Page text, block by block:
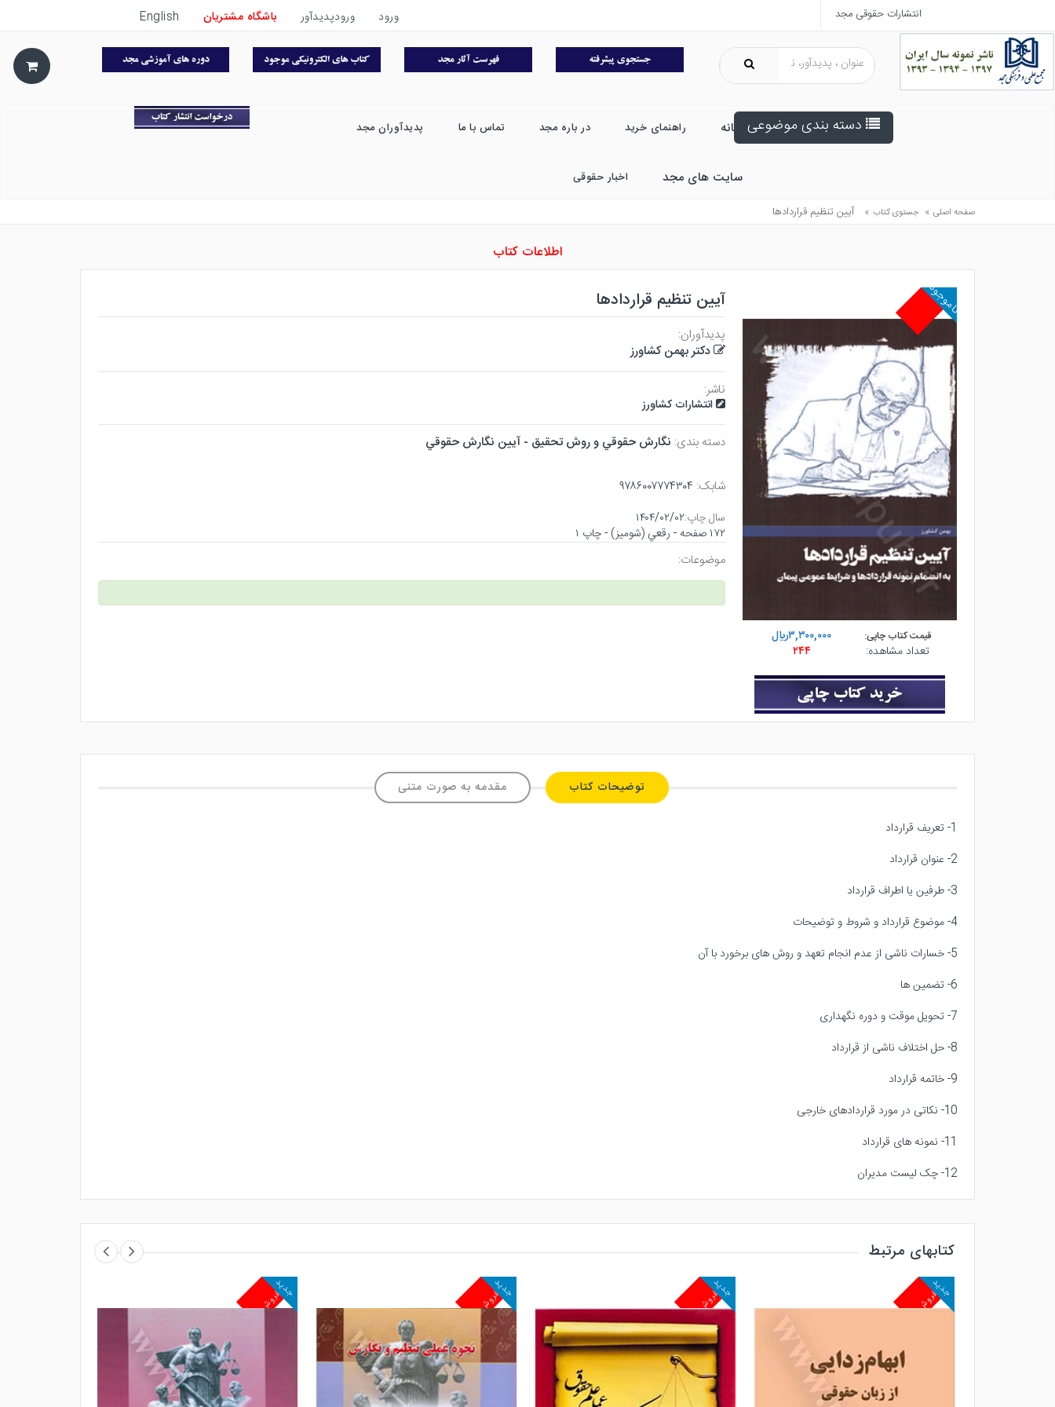
انتشارات حقوقی مجد ورود ورودپدیدآور باشگاه مشتریان English
دسته بندی موضوعی خانه راهنمای خرید در باره مجد تماس با ما پدیدآوران مجد
سایت های مجد اخبار حقوقی
صفحه اصلی » جستوی کتاب » آيين تنظيم قراردادها
اطلاعات کتاب
ناموجود
قیمت کتاب چاپی:
۳,۳۰۰,۰۰۰ريال
تعداد مشاهده:
۲۴۴
آیین تنظیم قراردادها
پدیدآوران:
دکتر بهمن کشاورز
ناشر:
انتشارات کشاورز
دسته بندی: نگارش حقوقي و روش تحقيق - آيين نگارش حقوقي
شابک: ۹۷۸۶۰۰۷۷۷۴۳۰۴
سال چاپ:۱۴۰۴/۰۲/۰۲
۱۷۲ صفحه - رقعي (شوميز) - چاپ ۱
موضوعات:
توضیحات کتاب مقدمه به صورت متنی
1- تعریف قرارداد
2- عنوان قرارداد
3- طرفین یا اطراف قرارداد
4- موضوع قرارداد و شروط و توضیحات
5- خسارات ناشی از عدم انجام تعهد و روش های برخورد با آن
6- تضمین ها
7- تحویل موقت و دوره نگهداری
8- حل اختلاف ناشی از قرارداد
9- خاتمه قرارداد
10- نکاتی در مورد قراردادهای خارجی
11- نمونه های قرارداد
12- چک لیست مدیران
کتابهای مرتبط
پرفروش
جدید پرفروش
جدید پرفروش
جدید پرفروش
جدید